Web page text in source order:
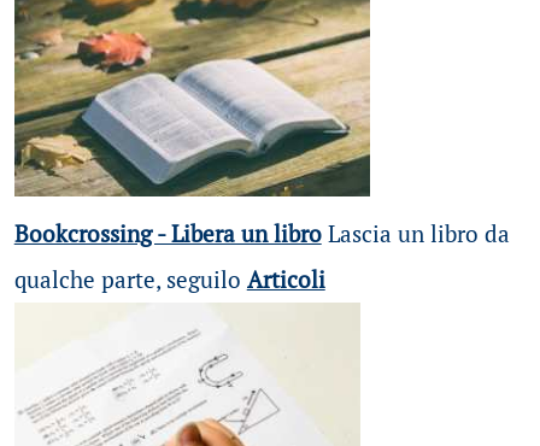
Bookcrossing - Libera un libroLascia un libro da
qualche parte, seguilo Articoli